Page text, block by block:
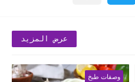
عرض المزيد
وصفات طبخ